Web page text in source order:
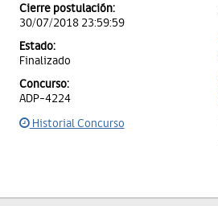
Cierre postulación:
30/07/2018 23:59:59
Estado:
Finalizado
Concurso:
ADP-4224
Historial Concurso